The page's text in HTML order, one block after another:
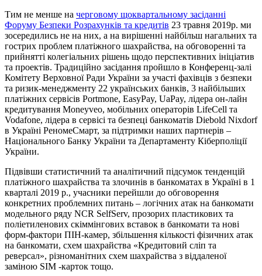
Тим не менше на черговому щоквартальному засіданні
Форуму Безпеки Розрахунків та кредитів 23 травня 2019р. ми
зосередились не на них, а на вирішенні найбільш нагальних та
гострих проблем платіжного шахрайства, на обговоренні та
прийнятті колегіальних рішень щодо перспективних ініціатив
та проектів. Традиційно засідання пройшло в Конференц-залі
Комітету Верховної Ради України за участі фахівців з безпеки
та ризик-менеджменту 22 українських банків, 3 найбільших
платіжних сервісів Portmone, EasyPay, UaPay, лідера он-лайн
кредитування Moneyveo, мобільних операторів LifeCell та
Vodafone, лідера в сервісі та безпеці банкоматів Diebold Nixdorf
в Україні РеномеСмарт, за підтримки наших партнерів –
Національного Банку України та Департаменту Кіберполіції
України.
Підвівши статистичний та аналітичний підсумок тенденцій
платіжного шахрайства та злочинів в банкоматах в Україні в 1
кварталі 2019 р., учасники перейшли до обговорення
конкретних проблемних питань – логічних атак на банкомати
модельного ряду NCR SelfServ, прозорих пластикових та
поліетиленових скіммінгових вставок в банкомати та нові
форм-фактори ПІН-камер, збільшення кількості фізичних атак
на банкомати, схем шахрайства «Кредитовий сліп та
реверсал», різноманітних схем шахрайства з віддаленої
заміною SIM -карток тощо.